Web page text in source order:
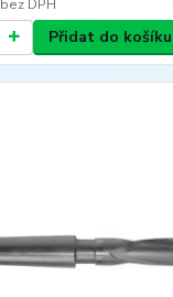
bez DPH
Přidat do košíku